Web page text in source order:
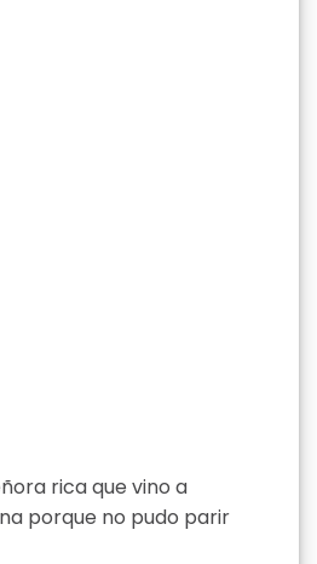
rica que vino a
porque no pudo parir